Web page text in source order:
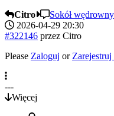
Citro
Sokół
2026-04-29 20:30
#322146 przez Citro
Please Zaloguj or Zarejestruj
---
Więcej